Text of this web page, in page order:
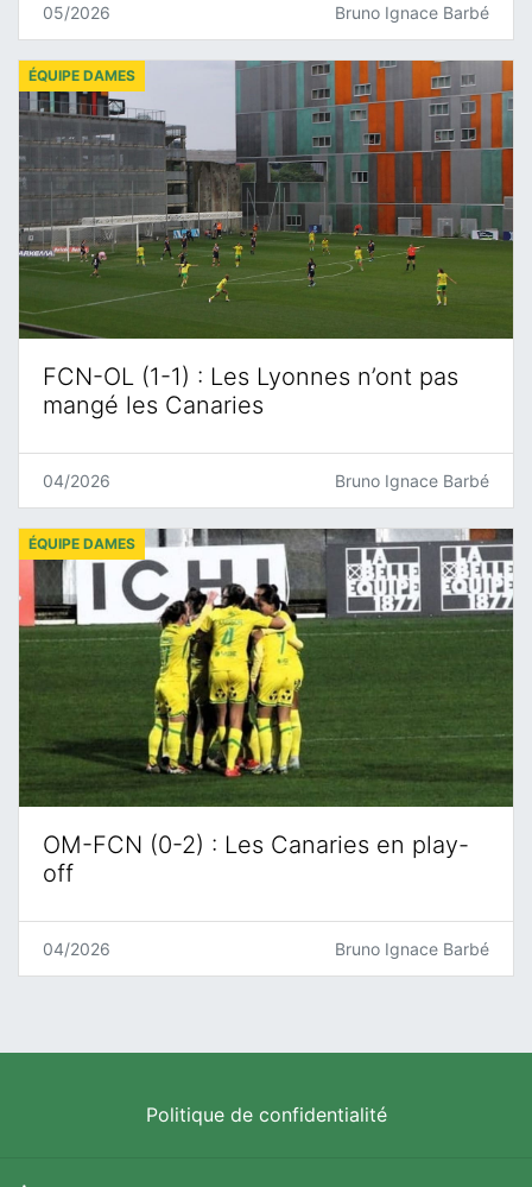
05/2026 Bruno Ignace Barbé
FCN-OL (1-1) : Les Lyonnes n’ont pas
mangé les Canaries
ÉQUIPE DAMES
04/2026 Bruno Ignace Barbé
OM-FCN (0-2) : Les Canaries en play-
off
ÉQUIPE DAMES
04/2026 Bruno Ignace Barbé
Politique de confidentialité